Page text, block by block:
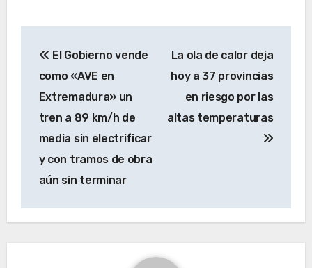
de
entradas
El Gobierno vende
como «AVE en
Extremadura» un
tren a 89 km/h de
media sin electrificar
y con tramos de obra
aún sin terminar
La ola de calor deja
hoy a 37 provincias
en riesgo por las
altas temperaturas